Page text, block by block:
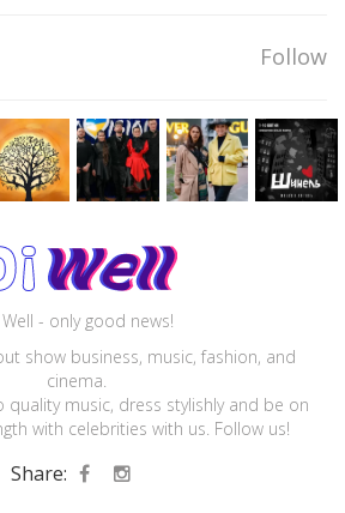
Follow
Well - only good news!
show business, music, fashion, and
cinema.
quality music, dress stylishly and be on
with celebrities with us. Follow us!
Share: